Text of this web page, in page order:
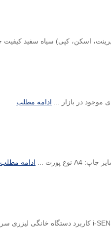
ادامه مطلب
ادامه مطلب